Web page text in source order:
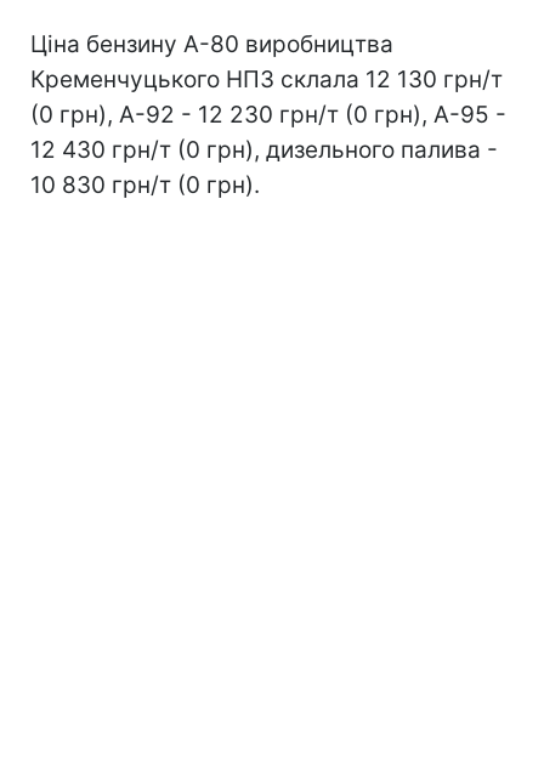
Ціна бензину А-80 виробництва
Кременчуцького НПЗ склала 12 130 грн/т
(0 грн), А-92 - 12 230 грн/т (0 грн), А-95 -
12 430 грн/т (0 грн), дизельного палива -
10 830 грн/т (0 грн).